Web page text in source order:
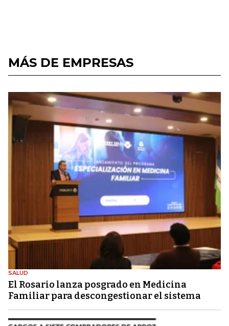
MÁS DE EMPRESAS
SALUD
El Rosario lanza posgrado en Medicina
Familiar para descongestionar el sistema